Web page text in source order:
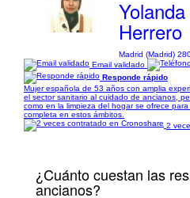
Herrero
Madrid (Madrid)
Email validado
Responde rápido
Mujer española de 53 años con amplia
el sector sanitario al cuidado de ancianos,
como en la limpieza del hogar se ofrece
completa en estos ámbitos.
2
¿Cuánto cuestan las
ancianos?